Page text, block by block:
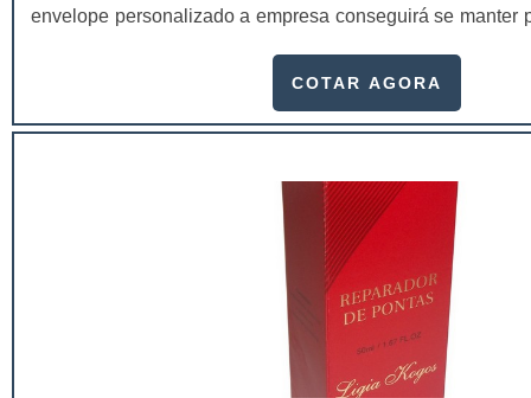
envelope personalizado a empresa conseguirá se manter
de uma forma totalmente útil. Diferentes modelos
documentos;Entre outros.O envelope personalizado
inovador e criativo. Eles são extremamente
apresentação da empresa e se tornam altamente
empresarial. Estes envelopes não possuem limite para
Cada cliente pode personalizá-los da maneira que
alcance suas expectativas, necessidades e
fique exatamente do jeito que ele
asseguradaA Gráfica Lyons oferece formatos
embalagens sejam repletas de qualidade e
COTAR AGORA